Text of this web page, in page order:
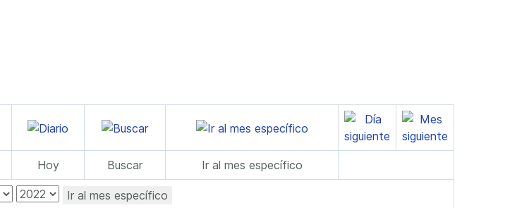
Hoy Buscar Ir al mes específico
Ir al mes específico